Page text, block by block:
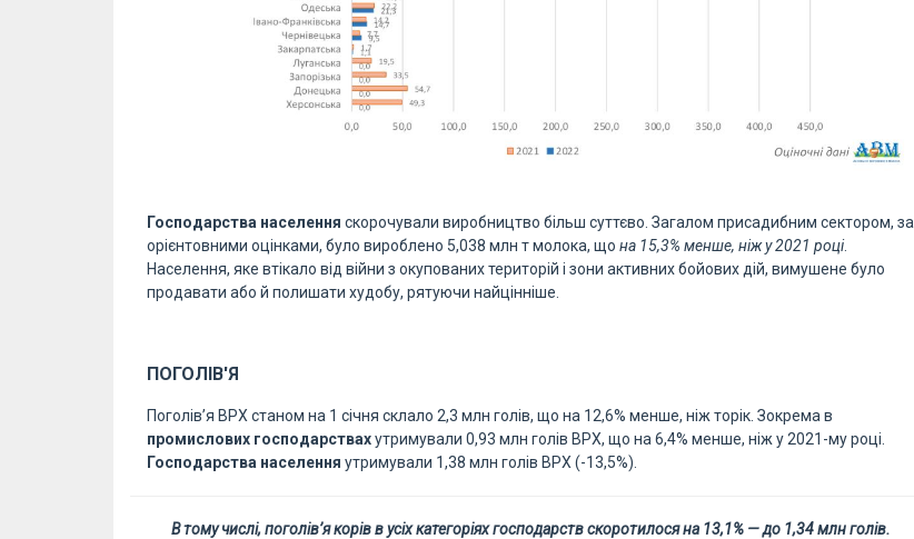
Господарства населення скорочували виробництво більш суттєво. Загалом присадибним сектором, за
орієнтовними оцінками, було вироблено 5,038 млн т молока, що на 15,3% менше, ніж у 2021 році.
Населення, яке втікало від війни з окупованих територій і зони активних бойових дій, вимушене було
продавати або й полишати худобу, рятуючи найцінніше.
ПОГОЛІВ'Я
Поголів’я ВРХ станом на 1 січня склало 2,3 млн голів, що на 12,6% менше, ніж торік. Зокрема в
промислових господарствахутримували 0,93 млн голів ВРХ, що на 6,4% менше, ніж у 2021-му році.
Господарства населення утримували 1,38 млн голів ВРХ (-13,5%).
В тому числі, поголів’я корів в усіх категоріях господарств скоротилося на 13,1% — до 1,34 млн голів.